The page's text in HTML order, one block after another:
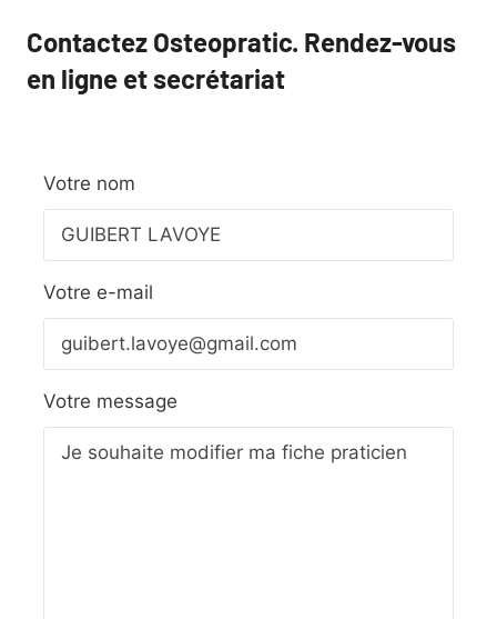
Contactez Osteopratic. Rendez-vous
en ligne et secrétariat
Votre nom
Votre e-mail
Votre message